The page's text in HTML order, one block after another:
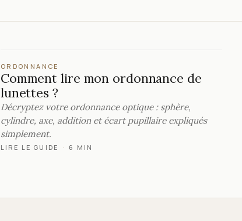
ORDONNANCE
Comment lire mon ordonnance de
lunettes ?
Décryptez votre ordonnance optique : sphère,
cylindre, axe, addition et écart pupillaire expliqués
simplement.
LIRE LE GUIDE · 6 MIN